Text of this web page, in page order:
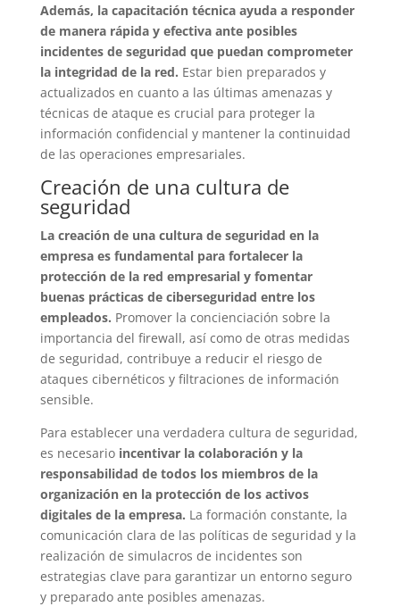
Además, la capacitación técnica ayuda a responder
de manera rápida y efectiva ante posibles
incidentes de seguridad que puedan comprometer
la integridad de la red. Estar bien preparados y
actualizados en cuanto a las últimas amenazas y
técnicas de ataque es crucial para proteger la
información confidencial y mantener la continuidad
de las operaciones empresariales.
Creación de una cultura de
seguridad
La creación de una cultura de seguridad en la
empresa es fundamental para fortalecer la
protección de la red empresarial y fomentar
buenas prácticas de ciberseguridad entre los
empleados. Promover la concienciación sobre la
importancia del firewall, así como de otras medidas
de seguridad, contribuye a reducir el riesgo de
ataques cibernéticos y filtraciones de información
sensible.
Para establecer una verdadera cultura de seguridad,
es necesario incentivar la colaboración y la
responsabilidad de todos los miembros de la
organización en la protección de los activos
digitales de la empresa. La formación constante, la
comunicación clara de las políticas de seguridad y la
realización de simulacros de incidentes son
estrategias clave para garantizar un entorno seguro
y preparado ante posibles amenazas.